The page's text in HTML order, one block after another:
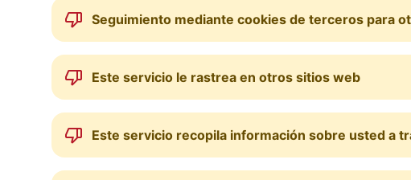
Seguimiento mediante cookies de terceros para
Este servicio le rastrea en otros sitios web
Este servicio recopila información sobre usted a